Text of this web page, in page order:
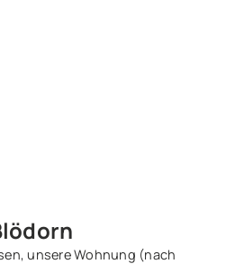
unsere Wohnung (nach